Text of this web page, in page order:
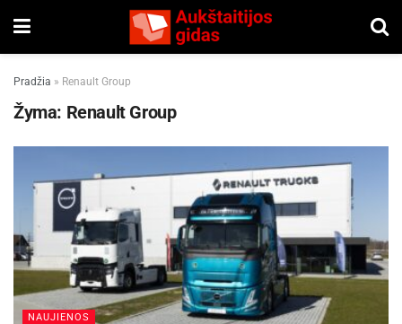
Pradžia » Renault Group
Žyma: Renault Group
NAUJIENOS